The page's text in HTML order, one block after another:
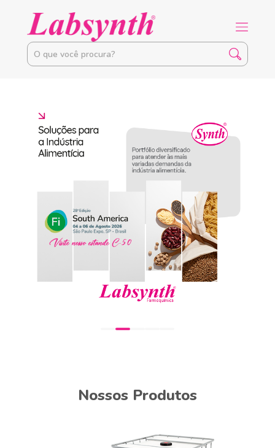
Nossos Produtos